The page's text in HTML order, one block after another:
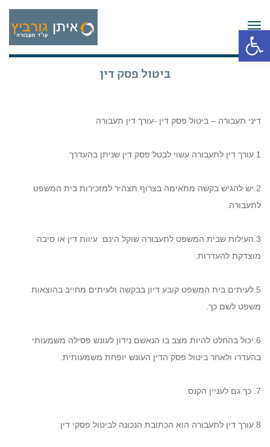
פתח סרגל נגישות
תפריט
ביטול פסק דין
דיני תעבורה – ביטול פסק דין -עורך דין תעבורה
1.עורך דין לתעבורה עשוי לבטל פסק דין שניתן בהעדרך.
2.יש להגיש בקשה מתאימה בצרוף תצהיר למזכירות בית המשפט
לתעבורה.
3.העילות שבית המשפט לתעבורה שוקל הינם: עיוות דין או סיבה
מוצדקת להעדרות.
5.לעיתים בית המשפט קובע דיון בבקשה ולעיתים מחייב בהוצאות
משפט לשם כך.
6.יכול בהחלט להיות מצב בו הנאשם נידון לעונש פסילה משמעותי
בהעדרו ולאחר ביטול פסק הדין העונש יופחת משמעותית.
7. כך גם לעניין הקנס.
8.עורך דין לתעבורה הוא הכתובת הנכונה לביטול פסקי דין.